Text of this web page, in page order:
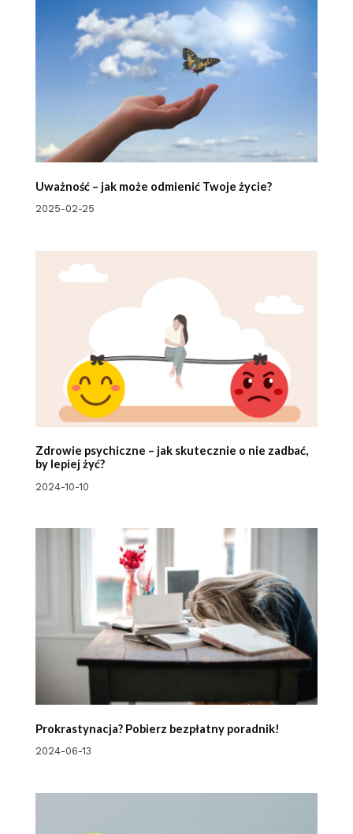
Uważność – jak może odmienić Twoje życie?
2025-02-25
Zdrowie psychiczne – jak skutecznie o nie zadbać,
by lepiej żyć?
2024-10-10
Prokrastynacja? Pobierz bezpłatny poradnik!
2024-06-13